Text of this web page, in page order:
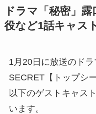
ドラマ「秘密」
役など1話キャス
1月20日に放送のド
SECRET【トップシ
以下のゲストキャス
います。